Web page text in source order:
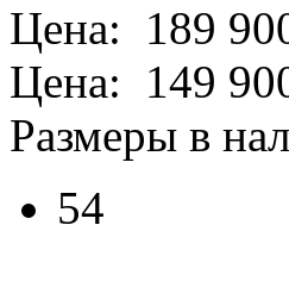
Цена: 189
Цена: 149
Размеры в
54